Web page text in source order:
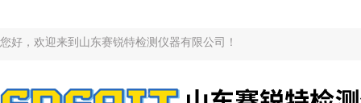
您好，欢迎来到山东赛锐特检测仪器有限公司！